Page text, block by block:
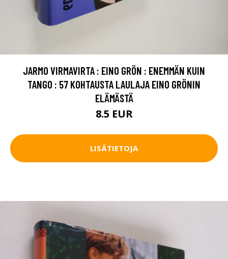
JARMO VIRMAVIRTA : EINO GRÖN : ENEMMÄN KUIN
TANGO : 57 KOHTAUSTA LAULAJA EINO GRÖNIN
ELÄMÄSTÄ
8.5 EUR
LISÄTIETOJA